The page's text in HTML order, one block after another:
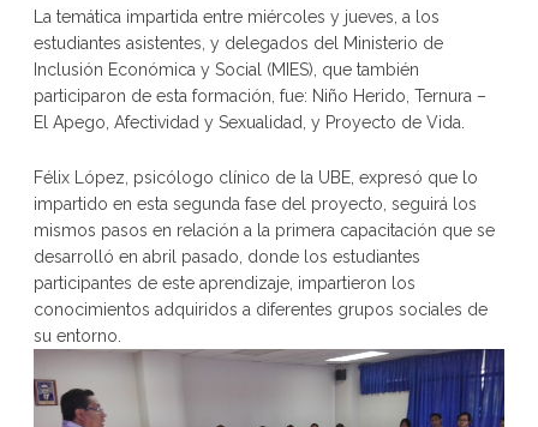
La temática impartida entre miércoles y jueves, a los
estudiantes asistentes, y delegados del Ministerio de
Inclusión Económica y Social (MIES), que también
participaron de esta formación, fue: Niño Herido, Ternura –
El Apego, Afectividad y Sexualidad, y Proyecto de Vida.
Félix López, psicólogo clínico de la UBE, expresó que lo
impartido en esta segunda fase del proyecto, seguirá los
mismos pasos en relación a la primera capacitación que se
desarrolló en abril pasado, donde los estudiantes
participantes de este aprendizaje, impartieron los
conocimientos adquiridos a diferentes grupos sociales de
su entorno.